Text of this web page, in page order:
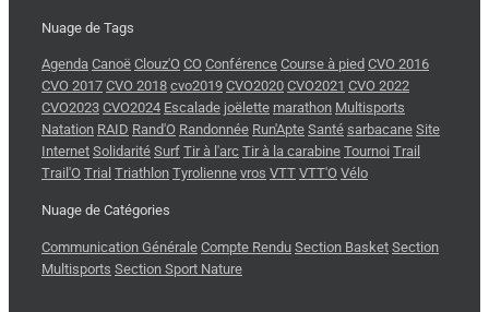
Nuage de Tags
Agenda Canoë Clouz'O CO Conférence Course à pied CVO 2016
CVO 2017 CVO 2018 cvo2019 CVO2020 CVO2021 CVO 2022
CVO2023 CVO2024 Escalade joëlette marathon Multisports
Natation RAID Rand'O Randonnée Run'Apte Santé sarbacane Site
Internet Solidarité Surf Tir à l'arc Tir à la carabine Tournoi Trail
Trail'O Trial Triathlon Tyrolienne vros VTT VTT'O Vélo
Nuage de Catégories
Communication Générale Compte Rendu Section Basket Section
Multisports Section Sport Nature